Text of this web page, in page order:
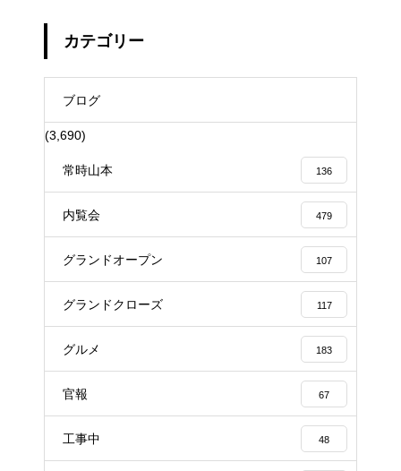
カテゴリー
ブログ
(3,690)
常時山本 136
内覧会 479
グランドオープン 107
グランドクローズ 117
グルメ 183
官報 67
工事中 48